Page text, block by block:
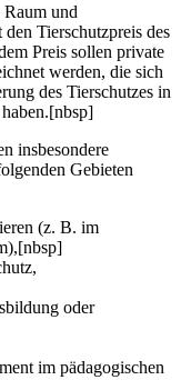
und
Tierschutzpreis des
Preis sollen private
werden, die sich
des Tierschutzes in
[nbsp]
insbesondere
Gebieten
(z. B. im
[nbsp]
oder
im pädagogischen